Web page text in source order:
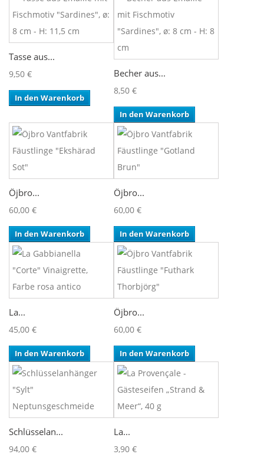
Tasse aus...
9,50 €
In den Warenkorb
Becher aus...
8,50 €
In den Warenkorb
Öjbro...
60,00 €
In den Warenkorb
Öjbro...
60,00 €
In den Warenkorb
La...
45,00 €
In den Warenkorb
Öjbro...
60,00 €
In den Warenkorb
Schlüsselan...
94,00 €
La...
3,90 €